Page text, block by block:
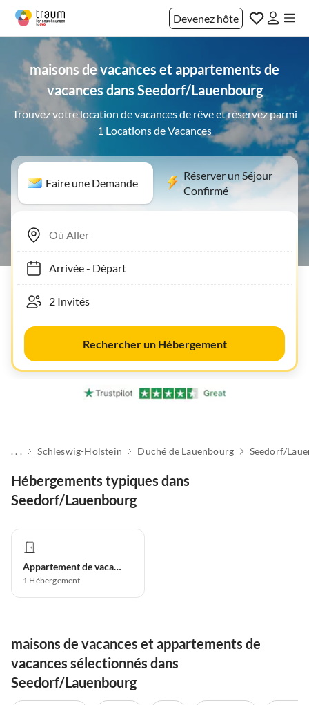
Devenez hôte
maisons de vacances et appartements de
vacances dans Seedorf/Lauenbourg
Trouvez votre location de vacances de rêve et réservez parmi
1 Locations de Vacances
Faire une Demande
Réserver un Séjour
Confirmé
Arrivée- Départ
Rechercher un Hébergement
. . . Schleswig-Holstein Duché de Lauenbourg Seedorf/
Hébergements typiques dans
Seedorf/Lauenbourg
Appartement de vacances
1 Hébergement
maisons de vacances et appartements de
vacances sélectionnés dans
Seedorf/Lauenbourg